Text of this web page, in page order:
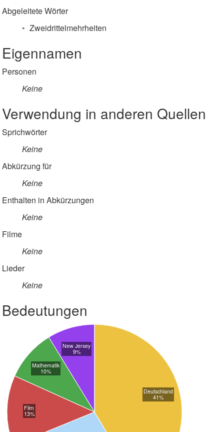
Abgeleitete Wörter
Zweidrittelmehrheiten
Eigennamen
Personen
Keine
Verwendung in anderen Quellen
Sprichwörter
Keine
Abkürzung für
Keine
Enthalten in Abkürzungen
Keine
Filme
Keine
Lieder
Keine
Bedeutungen
Deutschland
41%
Film
13%
Mathematik
10%
New Jersey
9%